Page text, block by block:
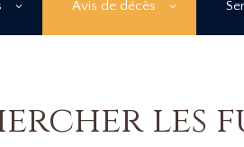
Avis de décès
les